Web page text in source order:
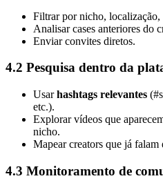
Filtrar por nicho, localização,
Analisar cases anteriores do
Enviar convites diretos.
4.2 Pesquisa dentro da
Usarhashtags relevantes
etc.).
Explorar vídeos que
nicho.
Mapear creators que já falam
4.3 Monitoramento de